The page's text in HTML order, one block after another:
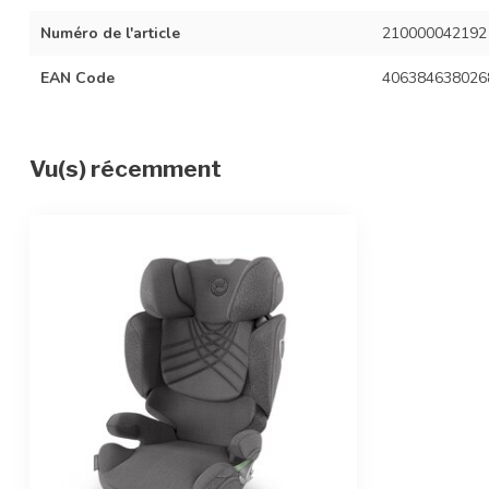
Numéro de l'article 210000042192
EAN Code
Vu(s) récemment